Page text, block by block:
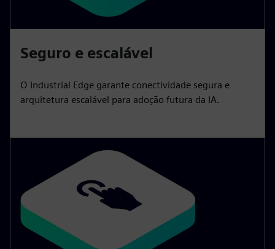
Seguro e escalável
O Industrial Edge garante conectividade segura e
arquitetura escalável para adoção futura da IA.